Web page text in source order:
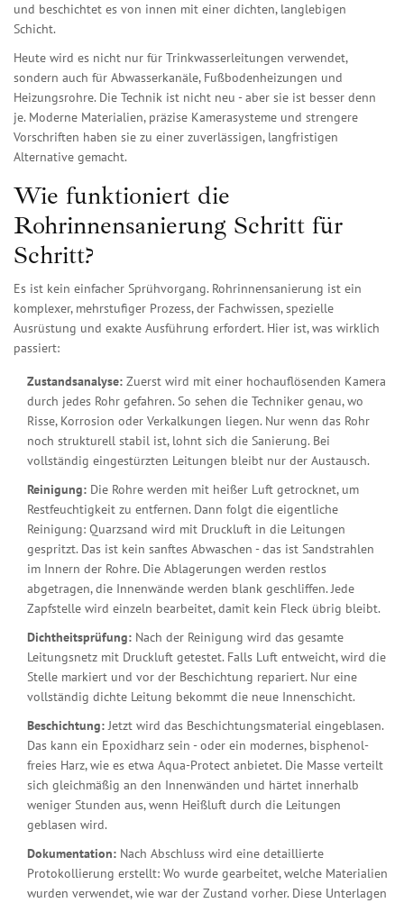
und beschichtet es von innen mit einer dichten, langlebigen
Schicht.
Heute wird es nicht nur für Trinkwasserleitungen verwendet,
sondern auch für Abwasserkanäle, Fußbodenheizungen und
Heizungsrohre. Die Technik ist nicht neu - aber sie ist besser denn
je. Moderne Materialien, präzise Kamerasysteme und strengere
Vorschriften haben sie zu einer zuverlässigen, langfristigen
Alternative gemacht.
Wie funktioniert die
Rohrinnensanierung Schritt für
Schritt?
Es ist kein einfacher Sprühvorgang. Rohrinnensanierung ist ein
komplexer, mehrstufiger Prozess, der Fachwissen, spezielle
Ausrüstung und exakte Ausführung erfordert. Hier ist, was wirklich
passiert:
Zustandsanalyse: Zuerst wird mit einer hochauflösenden Kamera
durch jedes Rohr gefahren. So sehen die Techniker genau, wo
Risse, Korrosion oder Verkalkungen liegen. Nur wenn das Rohr
noch strukturell stabil ist, lohnt sich die Sanierung. Bei
vollständig eingestürzten Leitungen bleibt nur der Austausch.
Reinigung: Die Rohre werden mit heißer Luft getrocknet, um
Restfeuchtigkeit zu entfernen. Dann folgt die eigentliche
Reinigung: Quarzsand wird mit Druckluft in die Leitungen
gespritzt. Das ist kein sanftes Abwaschen - das ist Sandstrahlen
im Innern der Rohre. Die Ablagerungen werden restlos
abgetragen, die Innenwände werden blank geschliffen. Jede
Zapfstelle wird einzeln bearbeitet, damit kein Fleck übrig bleibt.
Dichtheitsprüfung: Nach der Reinigung wird das gesamte
Leitungsnetz mit Druckluft getestet. Falls Luft entweicht, wird die
Stelle markiert und vor der Beschichtung repariert. Nur eine
vollständig dichte Leitung bekommt die neue Innenschicht.
Beschichtung:Jetzt wird das Beschichtungsmaterial eingeblasen.
Das kann ein Epoxidharz sein - oder ein modernes, bisphenol-
freies Harz, wie es etwa Aqua-Protect anbietet. Die Masse verteilt
sich gleichmäßig an den Innenwänden und härtet innerhalb
weniger Stunden aus, wenn Heißluft durch die Leitungen
geblasen wird.
Dokumentation: Nach Abschluss wird eine detaillierte
Protokollierung erstellt: Wo wurde gearbeitet, welche Materialien
wurden verwendet, wie war der Zustand vorher. Diese Unterlagen